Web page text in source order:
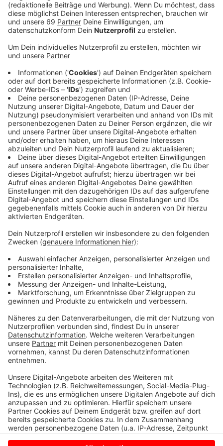
Das Schulbauprogramm und der Kita-Ausbau in
Münster gehen voran. Als Vorbereitung für anstehende
Bauvorhaben müssen in den kommenden Wochen an
mehreren Standorten Bäume gefällt werden. Gemäß
Bundesnaturschutzgesetz finden diese Arbeiten
außerhalb der Brutzeit und Vegetationsperiode bis
Ende Februar statt. Für die Erweiterung der
Margaretenschule plant die Stadt einen
zweigeschossigen Neubau auf demSchulgelände am
Brentanoweg. Dafür müssen elf Bäume gefällt
werden. Die Stadt nimmt Ersatzpflanzungen vor,
zahlreiche schützenswerte Bäume auf dem Schulhof
bleiben zudem erhalten. Die Fällungen beginnen am
Freitag (09.02.). Die Baumaßnahme startet im Sommer
dieses Jahres. In Coerde erweitert die Stadt die
Kindertageseinrichtung Am Edelbachauf acht
Gruppen. Für die Einrichtung der Baustelle werden auf
der Freifläche der Kita am Dienstag (13.02.) drei
kleinere Birken gefällt. Ersatzpflanzungen nimmt die
Stadt im Anschluss an die Erweiterung vor. Eine
weitere Birke muss die Stadt amAnne-Frank-
Berufskollegan der Manfred-von-Richthofen-Straße
fällen. Die Maßnahme wird voraussichtlich in den
kommenden zwei Wochen durchgeführt. Hier schafft
die Stadt eine notwendige Aufstell- und
Bewegungsfläche für die Feuerwehr.
Anzeige
Anzeige